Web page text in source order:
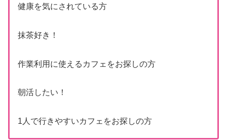
健康を気にされている方
抹茶好き！
作業利用に使えるカフェをお探しの方
朝活したい！
1人で行きやすいカフェをお探しの方